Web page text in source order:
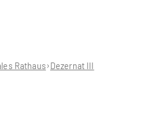
Rathaus Dezernat III